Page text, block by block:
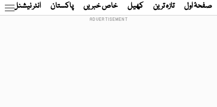
صفحۂ اول تازہ ترین کھیل خاص خبریں پاکستان انٹر نیشنل